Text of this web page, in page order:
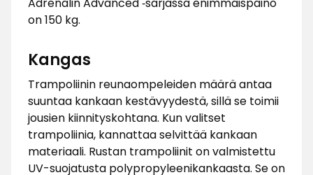
on 150 kg.
Kangas
Trampoliinin reunaompeleiden määrä antaa
suuntaa kankaan kestävyydestä, sillä se toimii
jousien kiinnityskohtana. Kun valitset
trampoliinia, kannattaa selvittää kankaan
materiaali. Rustan trampoliinit on valmistettu
UV-suojatusta polypropyleenikankaasta. Se on